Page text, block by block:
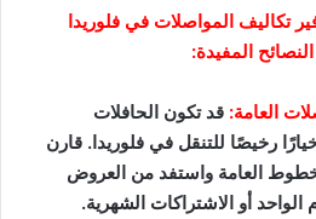
تكاليف المواصلات في فلوريدا
المفيدة:
العامة: قد تكون الحافلات
رخيصًا للتنقل في فلوريدا. قارن
العامة واستفد من العروض
الواحد أو الاشتراكات الشهرية.